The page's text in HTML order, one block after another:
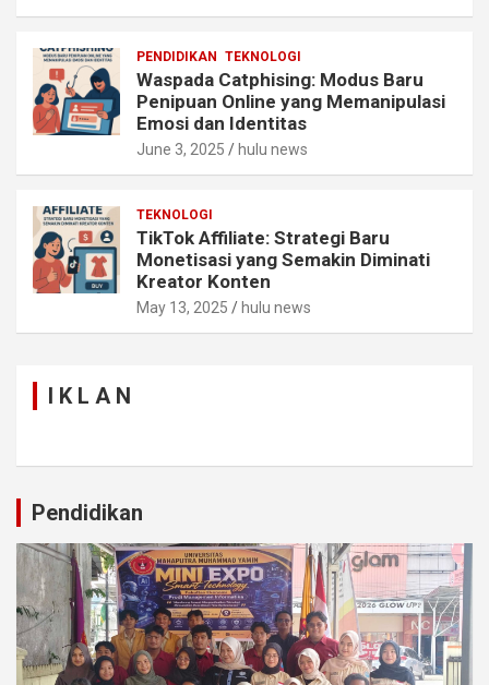
PENDIDIKAN TEKNOLOGI
Waspada Catphising: Modus Baru
Penipuan Online yang Memanipulasi
Emosi dan Identitas
June 3, 2025 hulu news
TEKNOLOGI
TikTok Affiliate: Strategi Baru
Monetisasi yang Semakin Diminati
Kreator Konten
May 13, 2025 hulu news
I K L A N
Pendidikan